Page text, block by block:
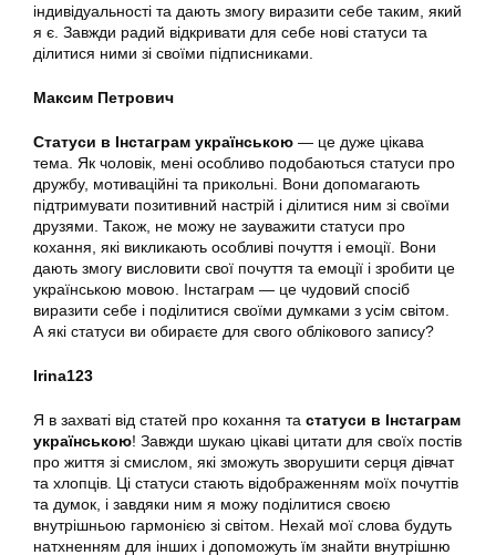
індивідуальності та дають змогу виразити себе таким, який
я є. Завжди радий відкривати для себе нові статуси та
ділитися ними зі своїми підписниками.
Максим Петрович
Статуси в Інстаграм українською — це дуже цікава
тема. Як чоловік, мені особливо подобаються статуси про
дружбу, мотиваційні та прикольні. Вони допомагають
підтримувати позитивний настрій і ділитися ним зі своїми
друзями. Також, не можу не зауважити статуси про
кохання, які викликають особливі почуття і емоції. Вони
дають змогу висловити свої почуття та емоції і зробити це
українською мовою. Інстаграм — це чудовий спосіб
виразити себе і поділитися своїми думками з усім світом.
А які статуси ви обираєте для свого облікового запису?
Irina123
Я в захваті від статей про кохання та статуси в Інстаграм
українською! Завжди шукаю цікаві цитати для своїх постів
про життя зі смислом, які зможуть зворушити серця дівчат
та хлопців. Ці статуси стають відображенням моїх почуттів
та думок, і завдяки ним я можу поділитися своєю
внутрішньою гармонією зі світом. Нехай мої слова будуть
натхненням для інших і допоможуть їм знайти внутрішню